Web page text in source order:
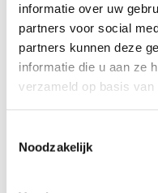
informatie over uw
partners voor social
partners kunnen deze
informatie die u aan ze
verzameld op basis
Noodzakelijk
Nieuwsberichten
Nieuws
Verhalen
Beeldbanken
Foto's
Agenda